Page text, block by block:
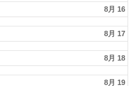
8月 16
8月 17
8月 18
8月 19